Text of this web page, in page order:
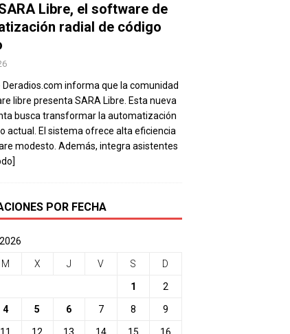
Libre, el software de
radial de código
Deradios.com informa que la comunidad
libre presenta SARA Libre. Esta nueva
busca transformar la automatización
actual. El sistema ofrece alta eficiencia
modesto. Además, integra asistentes
POR FECHA
M X J V S D
1 2
4 5 6 7 8 9